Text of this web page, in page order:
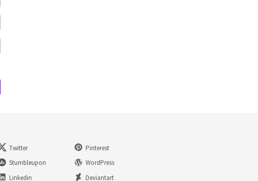
Twitter
Pinterest
Stumbleupon
WordPress
Linkedin Deviantart